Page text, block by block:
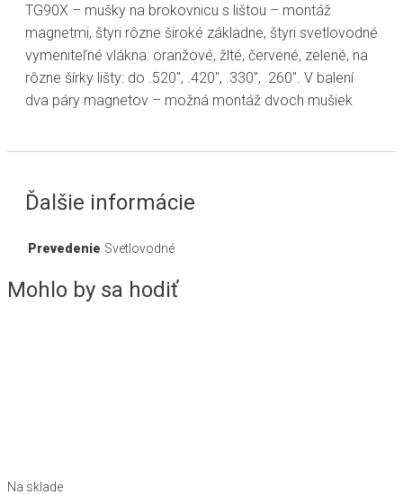
TG90X – mušky na brokovnicu s lištou – montáž
magnetmi, štyri rôzne široké základne, štyri svetlovodné
vymeniteľné vlákna: oranžové, žlté, červené, zelené, na
rôzne šírky lišty: do .520", .420", .330", .260". V balení
dva páry magnetov – možná montáž dvoch mušiek
Ďalšie informácie
Prevedenie Svetlovodné
Mohlo by sa hodiť
Na sklade